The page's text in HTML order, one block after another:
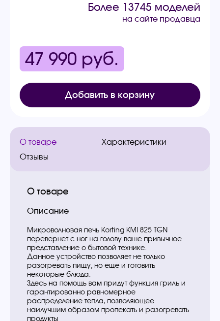
Более 13745 моделей
на сайте продавца
47 990 руб.
Добавить в корзину
О товаре
Характеристики
Отзывы
О товаре
Описание
Микроволновая печь Korting KMI 825 TGN
перевернет с ног на голову ваше привычное
представление о бытовой технике.
Данное устройство позволяет не только
разогревать пищу, но еще и готовить
некоторые блюда.
Здесь на помощь вам придут функция гриль и
гарантированно равномерное
распределение тепла, позволяющее
наилучшим образом пропекать и разогревать
продукты